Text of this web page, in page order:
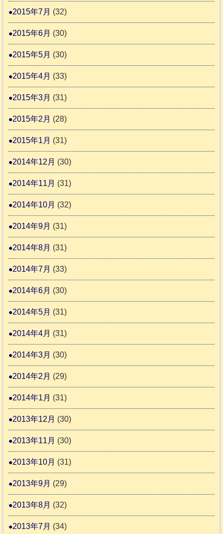
2015年7月 (32)
2015年6月 (30)
2015年5月 (30)
2015年4月 (33)
2015年3月 (31)
2015年2月 (28)
2015年1月 (31)
2014年12月 (30)
2014年11月 (31)
2014年10月 (32)
2014年9月 (31)
2014年8月 (31)
2014年7月 (33)
2014年6月 (30)
2014年5月 (31)
2014年4月 (31)
2014年3月 (30)
2014年2月 (29)
2014年1月 (31)
2013年12月 (30)
2013年11月 (30)
2013年10月 (31)
2013年9月 (29)
2013年8月 (32)
2013年7月 (34)